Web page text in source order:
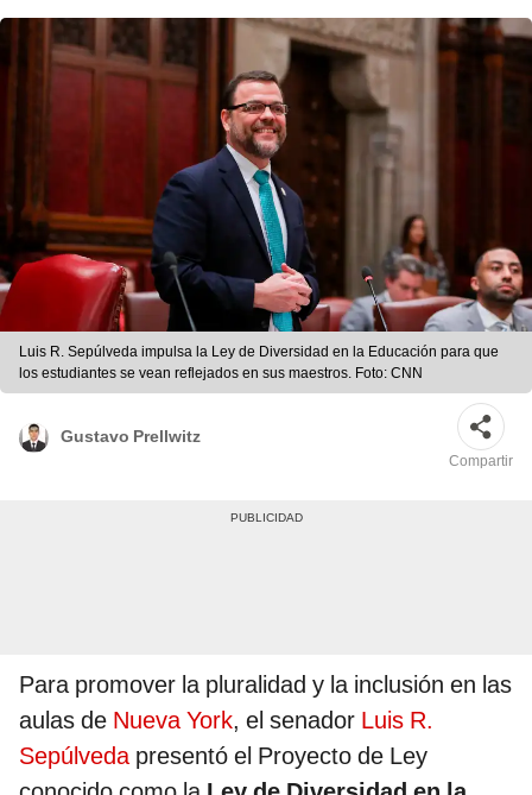
Luis R. Sepúlveda impulsa la Ley de Diversidad en la Educación para que
los estudiantes se vean reflejados en sus maestros. Foto: CNN
Gustavo Prellwitz
Compartir
Para promover la pluralidad y la inclusión en las
aulas de Nueva York, el senador Luis R.
Sepúlvedapresentó el Proyecto de Ley